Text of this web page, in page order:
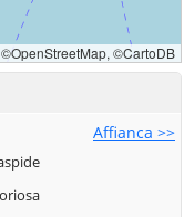
Affianca >>